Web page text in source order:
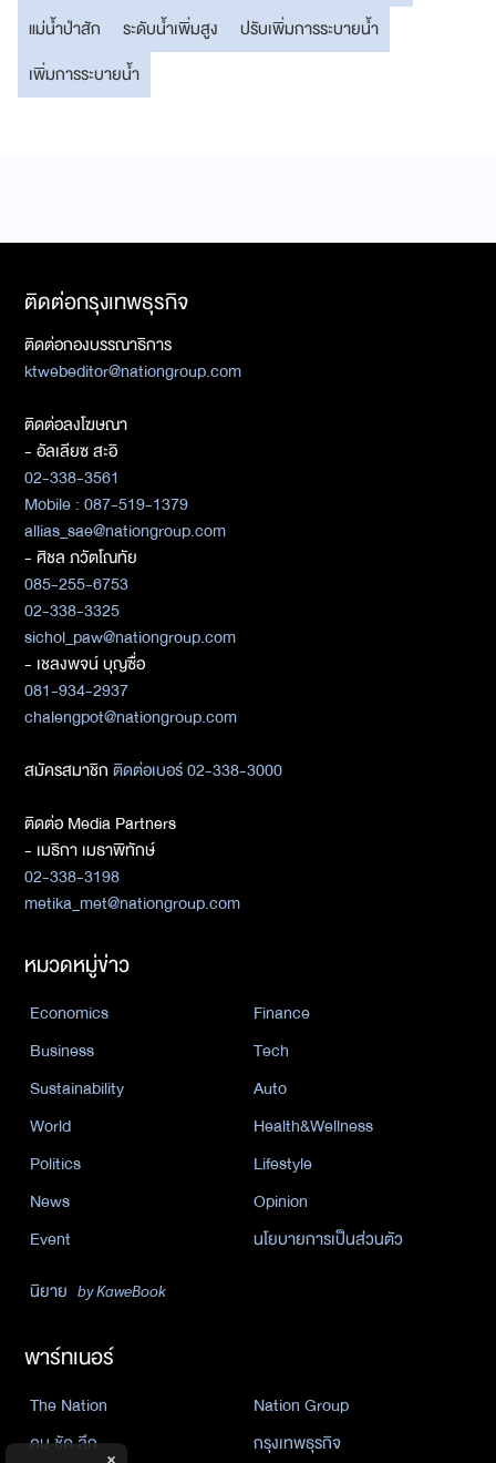
แม่น้ำป่าสัก
ระดับน้ำเพิ่มสูง
ปรับเพิ่มการระบายน้ำ
เพิ่มการระบายน้ำ
ติดต่อกรุงเทพธุรกิจ
ติดต่อกองบรรณาธิการ
ktwebeditor@nationgroup.com
ติดต่อลงโฆษณา
- อัลเลียซ สะอิ
02-338-3561
Mobile : 087-519-1379
allias_sae@nationgroup.com
- ศิชล ภวัตโณทัย
085-255-6753
02-338-3325
sichol_paw@nationgroup.com
- เชลงพจน์ บุญซื่อ
081-934-2937
chalengpot@nationgroup.com
สมัครสมาชิกติดต่อเบอร์ 02-338-3000
ติดต่อ Media Partners
- เมธิกา เมธาพิทักษ์
02-338-3198
metika_met@nationgroup.com
หมวดหมู่ข่าว
Economics
Finance
Business
Tech
Sustainability
Auto
World
Health&Wellness
Politics
Lifestyle
News
Opinion
Event
นโยบายการเป็นส่วนตัว
นิยาย by KaweBook
พาร์ทเนอร์
The Nation
Nation Group
คม ชัด ลึก
กรุงเทพธุรกิจ